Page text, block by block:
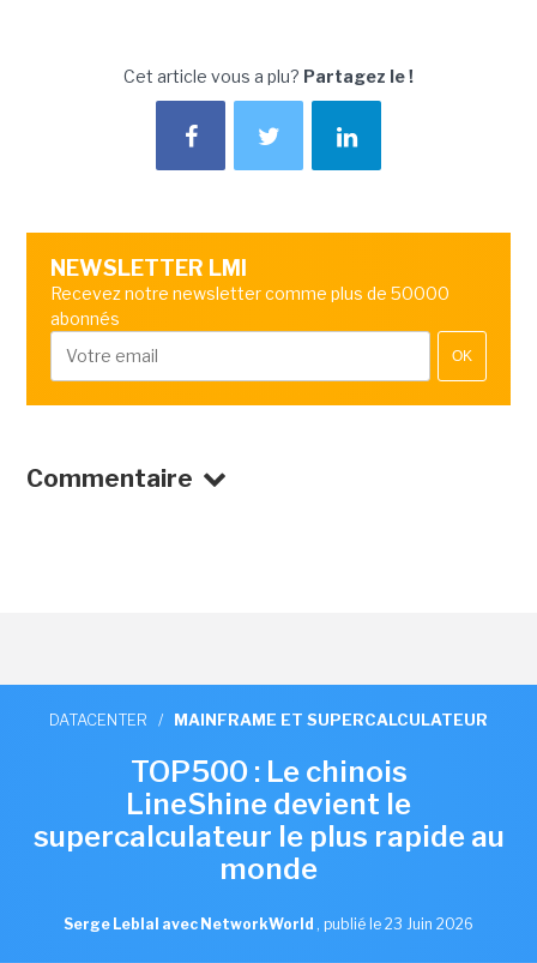
Cet article vous a plu? Partagez le !
NEWSLETTER LMI
Recevez notre newsletter comme plus de 50000
abonnés
OK
Commentaire
DATACENTER / MAINFRAME ET SUPERCALCULATEUR
TOP500 : Le chinois
LineShine devient le
supercalculateur le plus rapide au
monde
Serge Leblal avec NetworkWorld , publié le 23 Juin 2026